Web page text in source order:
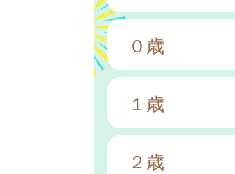
０歳
１歳
２歳